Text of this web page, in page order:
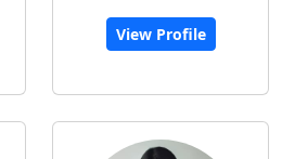
View Profile